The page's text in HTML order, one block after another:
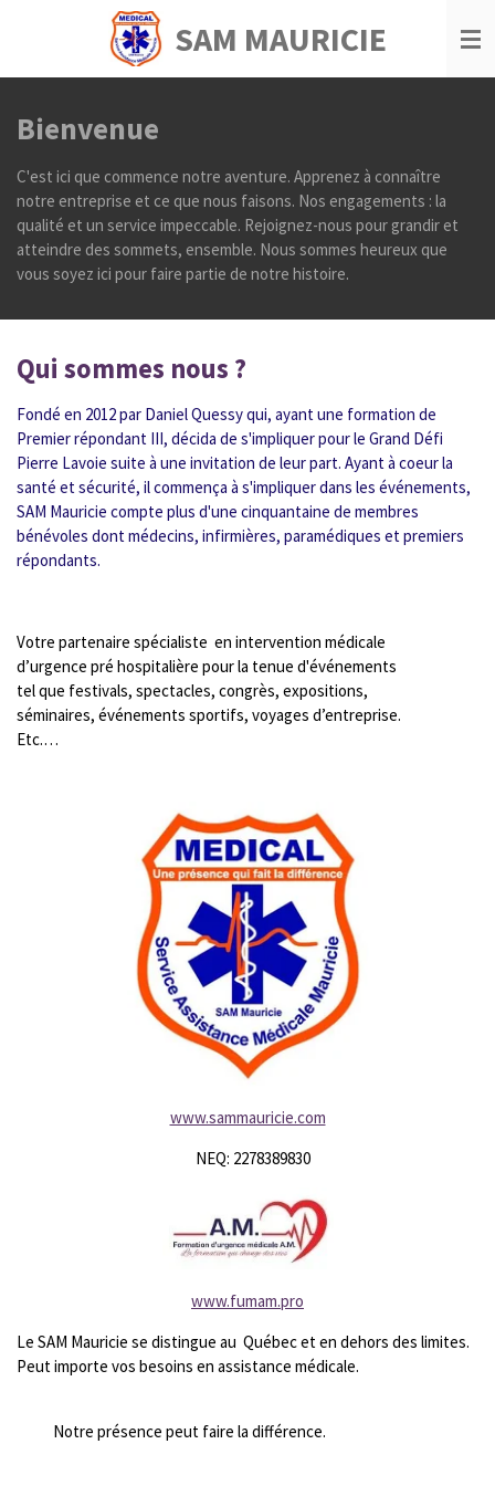
SAM MAURICIE
Bienvenue
C'est ici que commence notre aventure. Apprenez à connaître
notre entreprise et ce que nous faisons. Nos engagements : la
qualité et un service impeccable. Rejoignez-nous pour grandir et
atteindre des sommets, ensemble. Nous sommes heureux que
vous soyez ici pour faire partie de notre histoire.
Qui sommes nous ?
Fondé en 2012 par Daniel Quessy qui, ayant une formation de
Premier répondant III, décida de s'impliquer pour le Grand Défi
Pierre Lavoie suite à une invitation de leur part. Ayant à coeur la
santé et sécurité, il commença à s'impliquer dans les événements,
SAM Mauricie compte plus d'une cinquantaine de membres
bénévoles dont médecins, infirmières, paramédiques et premiers
répondants.
Votre partenaire spécialiste en intervention médicale
d’urgence pré hospitalière pour la tenue d'événements
tel que festivals, spectacles, congrès, expositions,
séminaires, événements sportifs, voyages d’entreprise.
Etc.…
www.sammauricie.com
NEQ: 2278389830
www.fumam.pro
Le SAM Mauricie se distingue au Québec et en dehors des limites.
Peut importe vos besoins en assistance médicale.
Notre présence peut faire la différence.